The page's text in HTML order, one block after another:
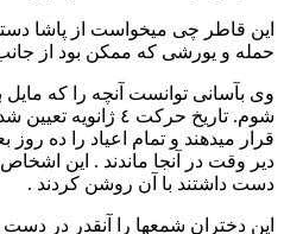
این قاطر چی میخواست از پاشا
حمله و یورشی که ممکن بود از
وی بآسانی توانست آنچه را که
شوم. تاریخ
دیر وقت در آنجا ماندند . این
دست داشتند با آن روشن کردند .
این دختران شمعها را آنقدر در